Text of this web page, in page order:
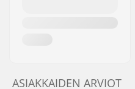
ASIAKKAIDEN ARVIOT